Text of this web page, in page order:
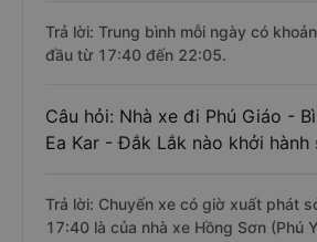
Trả lời: Trung bình mỗi ngày có
đầu từ 17:40 đến 22:05.
Câu hỏi: Nhà xe đi Phú Giáo -
Ea Kar - Đắk Lắk nào khởi hành
Trả lời: Chuyến xe có giờ xuất phát
17:40 là của nhà xe Hồng Sơn (Phú